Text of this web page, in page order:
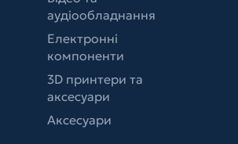
аудіообладнання
Електронні
компоненти
3D принтери та
аксесуари
Аксесуари